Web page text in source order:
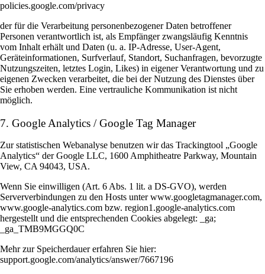
policies.google.com/privacy
der für die Verarbeitung personenbezogener Daten betroffener
Personen verantwortlich ist, als Empfänger zwangsläufig Kenntnis
vom Inhalt erhält und Daten (u. a. IP-Adresse, User-Agent,
Geräteinformationen, Surfverlauf, Standort, Suchanfragen, bevorzugte
Nutzungszeiten, letztes Login, Likes) in eigener Verantwortung und zu
eigenen Zwecken verarbeitet, die bei der Nutzung des Dienstes über
Sie erhoben werden. Eine vertrauliche Kommunikation ist nicht
möglich.
7. Google Analytics / Google Tag Manager
Zur statistischen Webanalyse benutzen wir das Trackingtool „Google
Analytics“ der Google LLC, 1600 Amphitheatre Parkway, Mountain
View, CA 94043, USA.
Wenn Sie einwilligen (Art. 6 Abs. 1 lit. a DS-GVO), werden
Serververbindungen zu den Hosts unter www.googletagmanager.com,
www.google-analytics.com bzw. region1.google-analytics.com
hergestellt und die entsprechenden Cookies abgelegt: _ga;
_ga_TMB9MGGQ0C
Mehr zur Speicherdauer erfahren Sie hier:
support.google.com/analytics/answer/7667196